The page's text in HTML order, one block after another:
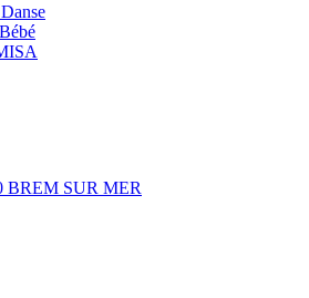
BREM SUR MER